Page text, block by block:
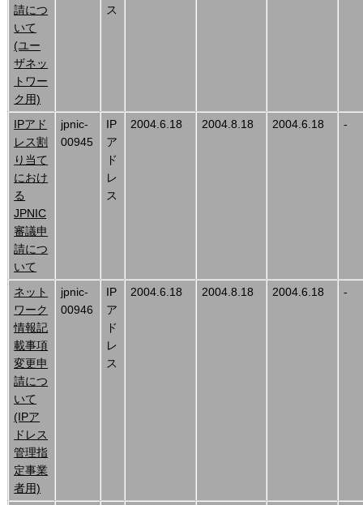
請につ
いて
(ユー
ザネッ
トワー
ク用)
ス
IPアド
レス割
り当て
におけ
る
JPNIC
審議申
請につ
いて
jpnic-
00945
IP
ア
ド
レ
ス
2004.6.18 2004.8.18 2004.6.18 -
ネット
ワーク
情報記
載事項
変更申
請につ
いて
(IPア
ドレス
管理指
定事業
者用)
jpnic-
00946
IP
ア
ド
レ
ス
2004.6.18 2004.8.18 2004.6.18 -